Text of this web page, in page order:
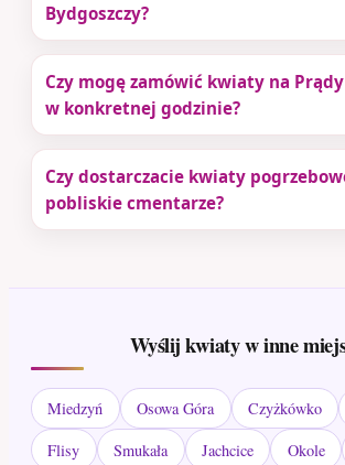
Bydgoszczy?
Czy mogę zamówić kwiaty na
w konkretnej godzinie?
Czy dostarczacie kwiaty
pobliskie cmentarze?
Wyślij kwiaty w inne
Miedzyń Osowa Góra Czyżkówko
Flisy
Smukała Jachcice Okole